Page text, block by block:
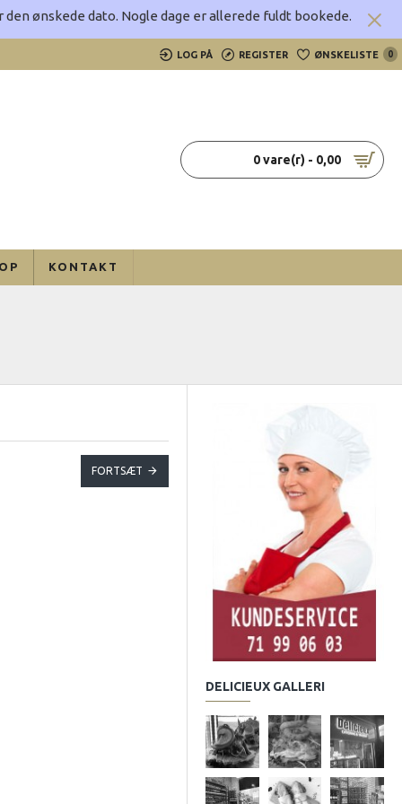
ønskede dato. Nogle dage er allerede fuldt bookede.
LOG PÅ REGISTER ØNSKELISTE 0
0 vare(r) - 0,00
KONTAKT
FORTSÆT
DELICIEUX GALLERI